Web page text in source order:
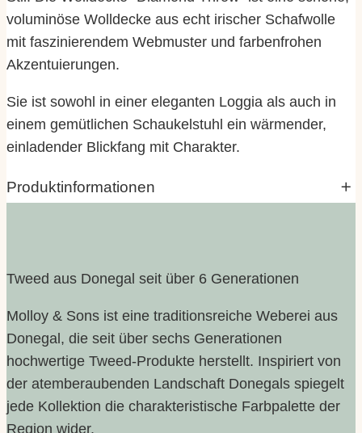
voluminöse Wolldecke aus echt irischer Schafwolle
mit faszinierendem Webmuster und farbenfrohen
Akzentuierungen.
Sie ist sowohl in einer eleganten Loggia als auch in
einem gemütlichen Schaukelstuhl ein wärmender,
einladender Blickfang mit Charakter.
Produktinformationen
Farbe gelb, weiß
Größe 142 x 180 cm
Tweed aus Donegal seit über 6 Generationen
Molloy & Sons ist eine traditionsreiche Weberei aus
Donegal, die seit über sechs Generationen
hochwertige Tweed-Produkte herstellt. Inspiriert von
der atemberaubenden Landschaft Donegals spiegelt
jede Kollektion die charakteristische Farbpalette der
Region wider.